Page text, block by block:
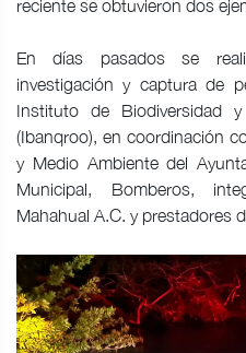
reciente se obtuvieron dos
En días pasados se
investigación y captura de
Instituto de Biodiversidad
(Ibanqroo), en coordinación
y Medio Ambiente del
Municipal, Bomberos,
Mahahual A.C. y prestadores